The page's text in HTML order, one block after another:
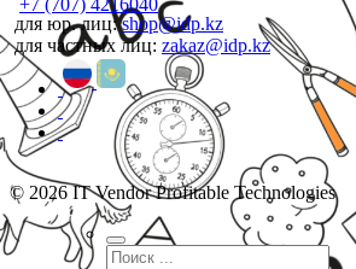
+7 (707) 4216040
для юр. лиц:shop@idp.kz
для частных лиц: zakaz@idp.kz
© 2026 IT Vendor Profitable Technologies